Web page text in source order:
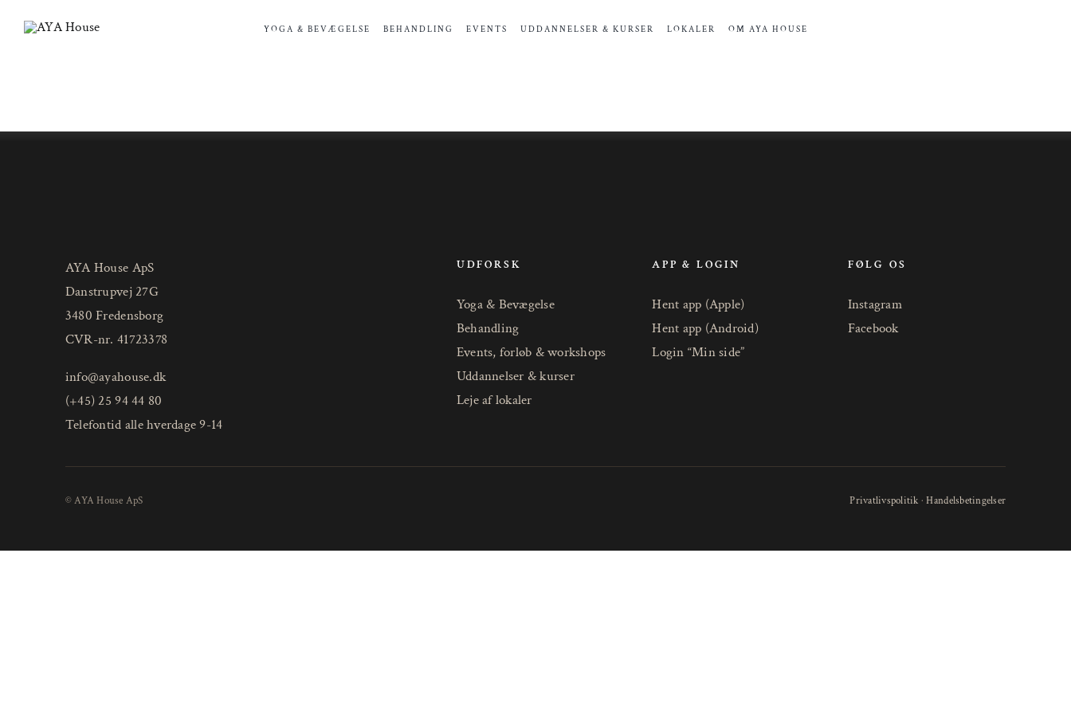
YOGA & BEVÆGELSE BEHANDLING EVENTS UDDANNELSER & KURSER LOKALER OM AYA HOUSE
AYA House ApS
Danstrupvej 27G
3480 Fredensborg
CVR-nr. 41723378
info@ayahouse.dk
(+45) 25 94 44 80
Telefontid alle hverdage 9-14
UDFORSK
Yoga & Bevægelse
Behandling
Events, forløb & workshops
Uddannelser & kurser
Leje af lokaler
APP & LOGIN
Hent app (Apple)
Hent app (Android)
Login “Min side”
FØLG OS
Instagram
Facebook
© AYA House ApS Privatlivspolitik ·Handelsbetingelser